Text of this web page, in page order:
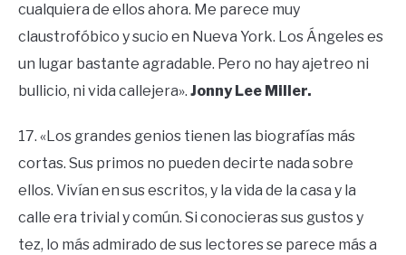
cualquiera de ellos ahora. Me parece muy
claustrofóbico y sucio en Nueva York. Los Ángeles es
un lugar bastante agradable. Pero no hay ajetreo ni
bullicio, ni vida callejera». Jonny Lee Miller.
17. «Los grandes genios tienen las biografías más
cortas. Sus primos no pueden decirte nada sobre
ellos. Vivían en sus escritos, y la vida de la casa y la
calle era trivial y común. Si conocieras sus gustos y
tez, lo más admirado de sus lectores se parece más a